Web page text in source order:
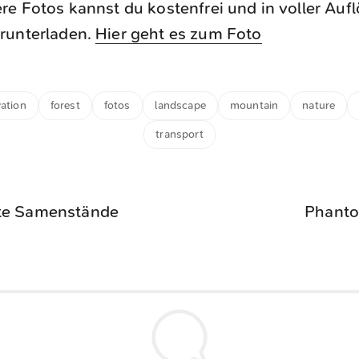
Fotos kannst du kostenfrei und in voller
Hier geht es zum Foto
forest fotos landscape mountain nature
transport
Samenstände